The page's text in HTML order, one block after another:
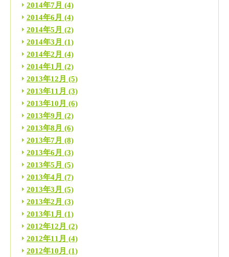
2014年7月 (4)
2014年6月 (4)
2014年5月 (2)
2014年3月 (1)
2014年2月 (4)
2014年1月 (2)
2013年12月 (5)
2013年11月 (3)
2013年10月 (6)
2013年9月 (2)
2013年8月 (6)
2013年7月 (8)
2013年6月 (3)
2013年5月 (5)
2013年4月 (7)
2013年3月 (5)
2013年2月 (3)
2013年1月 (1)
2012年12月 (2)
2012年11月 (4)
2012年10月 (1)